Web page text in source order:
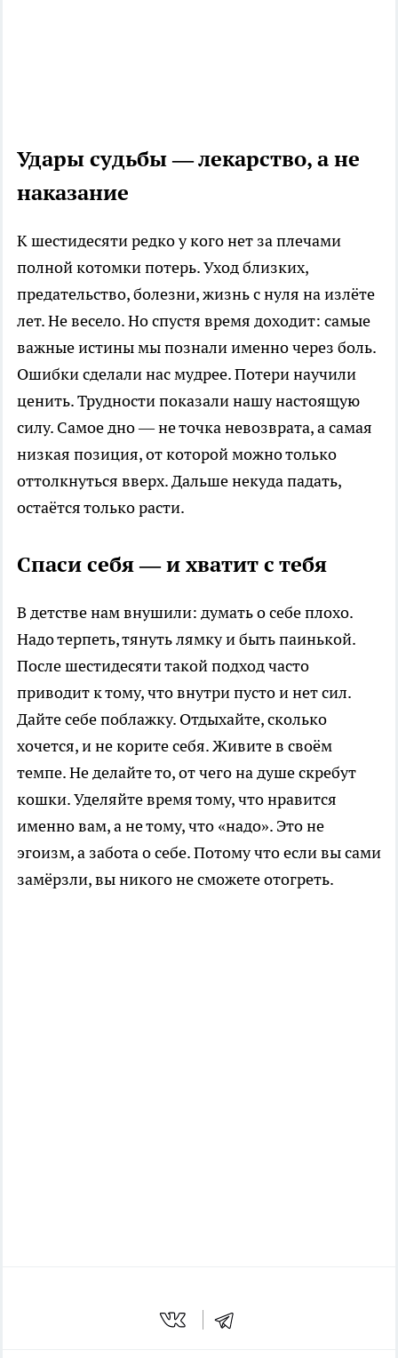
Удары судьбы — лекарство, а не
наказание
К шестидесяти редко у кого нет за плечами
полной котомки потерь. Уход близких,
предательство, болезни, жизнь с нуля на излёте
лет. Не весело. Но спустя время доходит: самые
важные истины мы познали именно через боль.
Ошибки сделали нас мудрее. Потери научили
ценить. Трудности показали нашу настоящую
силу. Самое дно — не точка невозврата, а самая
низкая позиция, от которой можно только
оттолкнуться вверх. Дальше некуда падать,
остаётся только расти.
Спаси себя — и хватит с тебя
В детстве нам внушили: думать о себе плохо.
Надо терпеть, тянуть лямку и быть паинькой.
После шестидесяти такой подход часто
приводит к тому, что внутри пусто и нет сил.
Дайте себе поблажку. Отдыхайте, сколько
хочется, и не корите себя. Живите в своём
темпе. Не делайте то, от чего на душе скребут
кошки. Уделяйте время тому, что нравится
именно вам, а не тому, что «надо». Это не
эгоизм, а забота о себе. Потому что если вы сами
замёрзли, вы никого не сможете отогреть.